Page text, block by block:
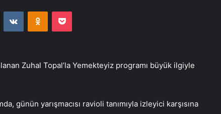
VKontakteOdnoklassniki
Pocket
Zuhal Topal’la Yemekteyiz programı büyük ilgiyle
günün yarışmacısı ravioli tanımıyla izleyici karşısına